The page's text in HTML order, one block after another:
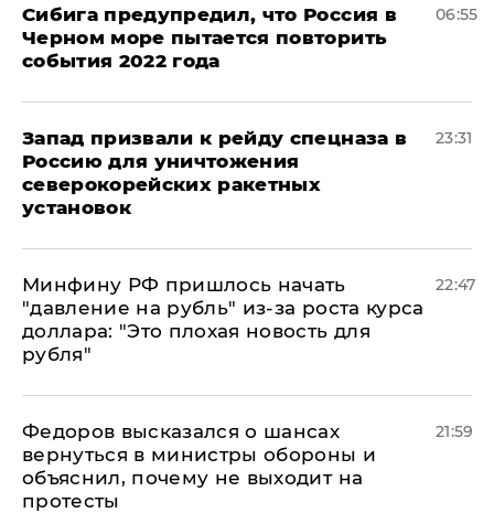
Сибига предупредил, что Россия в
Черном море пытается повторить
события 2022 года
06:55
Запад призвали к рейду спецназа в
Россию для уничтожения
северокорейских ракетных
установок
23:31
Минфину РФ пришлось начать
"давление на рубль" из-за роста курса
доллара: "Это плохая новость для
рубля"
22:47
Федоров высказался о шансах
вернуться в министры обороны и
объяснил, почему не выходит на
протесты
21:59